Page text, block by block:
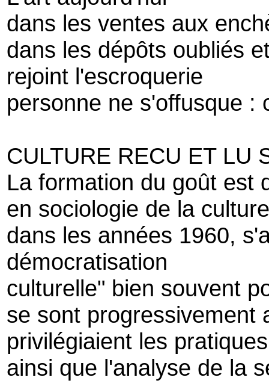
dans les ventes aux
dans les dépôts oubliés
rejoint l'escroquerie
personne ne s'offusque :
CULTURE RECU ET LU
La formation du goût est
en sociologie de la
dans les années 1960,
démocratisation
culturelle" bien souvent
se sont progressivement
privilégiaient les
ainsi que l'analyse de la